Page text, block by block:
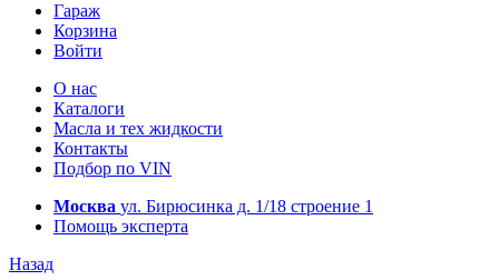
Гараж
Корзина
Войти
О нас
Каталоги
Масла и тех жидкости
Контакты
Подбор по VIN
Москва ул. Бирюсинка д. 1/18 строение 1
Помощь эксперта
Назад